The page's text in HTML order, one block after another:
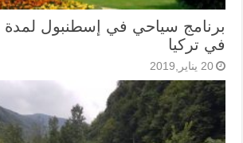
في تركيا
20 يناير,2019